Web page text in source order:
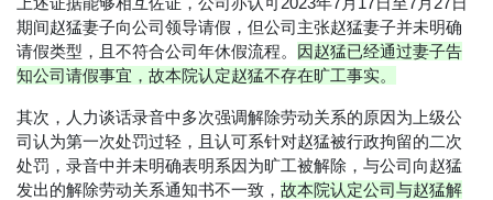
期间赵猛妻子向公司领导请假，但公司主张赵猛妻子并未明确
请假类型，且不符合公司年休假流程。 因赵猛已经通过妻子告
知公司请假事宜，故本院认定赵猛不存在旷工事实。
其次，人力谈话录音中多次强调解除劳动关系的原因为上级公
司认为第一次处罚过轻，且认可系针对赵猛被行政拘留的二次
处罚，录音中并未明确表明系因为旷工被解除，与公司向赵猛
发出的解除劳动关系通知书不一致， 故本院认定公司与赵猛解